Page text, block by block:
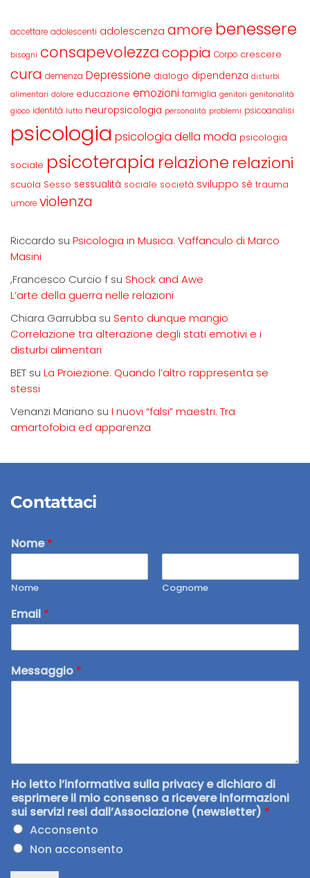
accettare adolescenti adolescenza amore benessere
bisogni consapevolezzacoppia Corpo crescere
cura demenza Depressione dialogo dipendenza disturbi
alimentari dolore educazione emozioni famiglia genitori genitorialità
gioco identità lutto neuropsicologia personalità problemi psicoanalisi
psicologia psicologia della moda psicologia
sociale psicoterapia relazione relazioni
scuola Sesso sessualità sociale società sviluppo sè trauma
umore violenza
Riccardo su Psicologia in Musica. Vaffanculo di Marco
Masini
,Francesco Curcio f su Shock and Awe
L’arte della guerra nelle relazioni
Chiara Garrubba su Sento dunque mangio
Correlazione tra alterazione degli stati emotivi e i
disturbi alimentari
BET su La Proiezione. Quando l’altro rappresenta se
stessi
Venanzi Mariano su I nuovi “falsi” maestri. Tra
amartofobia ed apparenza
Contattaci
Nome*
Nome Cognome
Email *
Messaggio *
Ho letto l’informativa sulla privacy e dichiaro di
esprimere il mio consenso a ricevere informazioni
sui servizi resi dall’Associazione (newsletter) *
Acconsento
Non acconsento